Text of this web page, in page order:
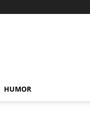
HUMOR